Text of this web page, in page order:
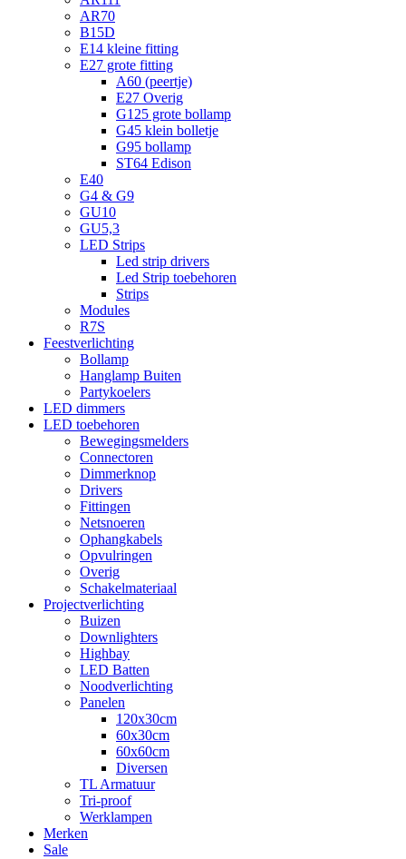
AR70
B15D
E14 kleine fitting
E27 grote fitting
A60 (peertje)
E27 Overig
G125 grote bollamp
G45 klein bolletje
G95 bollamp
ST64 Edison
E40
G4 & G9
GU10
GU5,3
LED Strips
Led strip drivers
Led Strip toebehoren
Strips
Modules
R7S
Feestverlichting
Bollamp
Hanglamp Buiten
Partykoelers
LED dimmers
LED toebehoren
Bewegingsmelders
Connectoren
Dimmerknop
Drivers
Fittingen
Netsnoeren
Ophangkabels
Opvulringen
Overig
Schakelmateriaal
Projectverlichting
Buizen
Downlighters
Highbay
LED Batten
Noodverlichting
Panelen
120x30cm
60x30cm
60x60cm
Diversen
TL Armatuur
Tri-proof
Werklampen
Merken
Sale